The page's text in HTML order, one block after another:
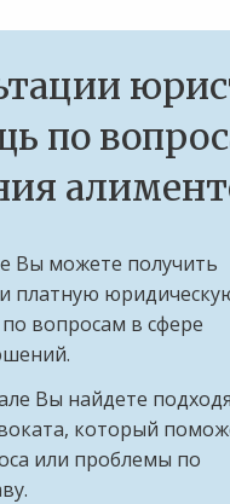
по
Вы можете получить
платную
вопросам в сфере
Вы найдете
который
или проблемы по